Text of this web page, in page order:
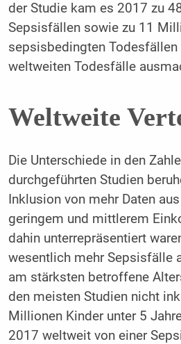
der Studie kam es 2017 zu
Sepsisfällen sowie zu 11
sepsisbedingten Todesfällen
weltweiten Todesfälle
Weltweite
Die Unterschiede in den
durchgeführten Studien
Inklusion von mehr Daten
geringem und mittlerem
dahin unterrepräsentiert
wesentlich mehr Sepsisfälle
am stärksten betroffene
den meisten Studien nicht
Millionen Kinder unter 5
2017 weltweit von einer